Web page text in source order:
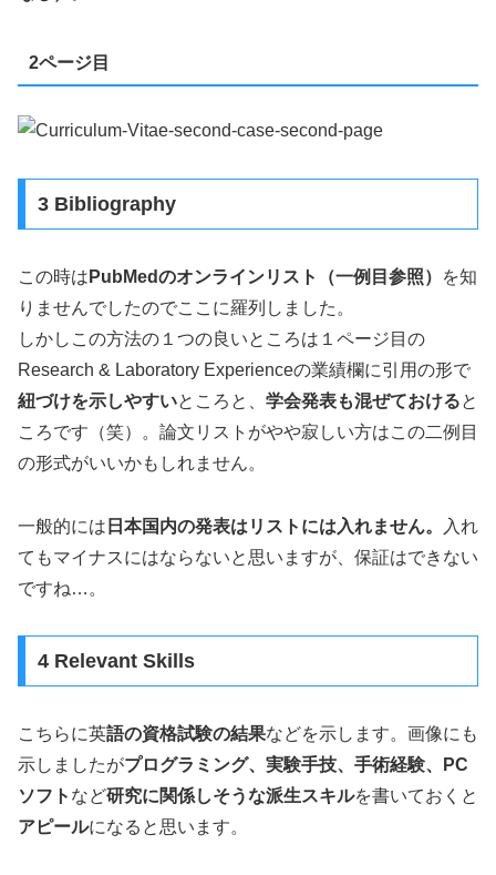
2ページ目
3 Bibliography
この時は PubMedのオンラインリスト（一例目参照）
を知
りませんでしたのでここに羅列しました。
しかしこの方法の１つの良いところは１ページ目の
Research & Laboratory Experienceの業績欄に引用の形で
紐づけを示しやすいところと、 学会発表も混ぜておけると
ころです（笑）。論文リストがやや寂しい方はこの二例目
の形式がいいかもしれません。
一般的には 日本国内の発表はリストには入れません。
入れ
てもマイナスにはならないと思いますが、保証はできない
ですね…。
4 Relevant Skills
こちらに英語の資格試験の結果などを示します。画像にも
示しましたがプログラミング、実験手技、手術経験、PC
ソフト など研究に関係しそうな派生スキルを書いておくと
アピールになると思います。